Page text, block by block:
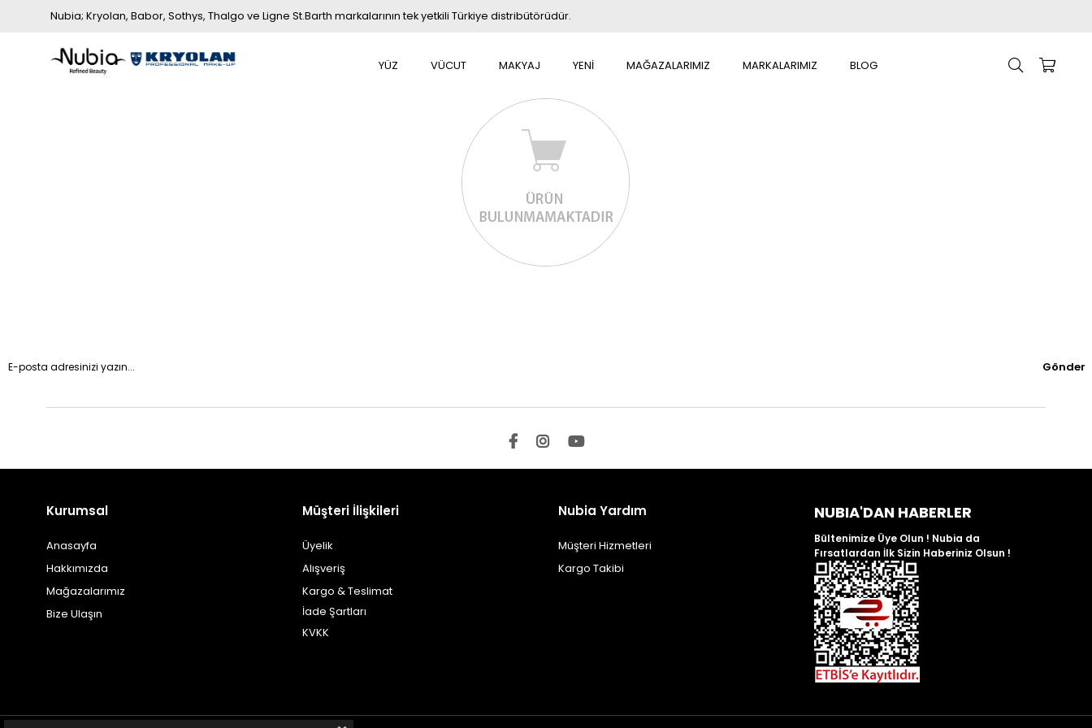
Nubia; Kryolan, Babor, Sothys, Thalgo ve Ligne St.Barth markalarının tek yetkili Türkiye distribütörüdür.
YÜZ VÜCUT MAKYAJ YENİ MAĞAZALARIMIZ MARKALARIMIZ BLOG
Gönder
Kurumsal
Anasayfa
Hakkımızda
Mağazalarımız
Bize Ulaşın
Müşteri İlişkileri
Üyelik
Alışveriş
Kargo & Teslimat
İade Şartları
KVKK
Nubia Yardım
Müşteri Hizmetleri
Kargo Takibi
NUBIA'DAN HABERLER
Bültenimize Üye Olun ! Nubia da
Fırsatlardan İlk Sizin Haberiniz Olsun !